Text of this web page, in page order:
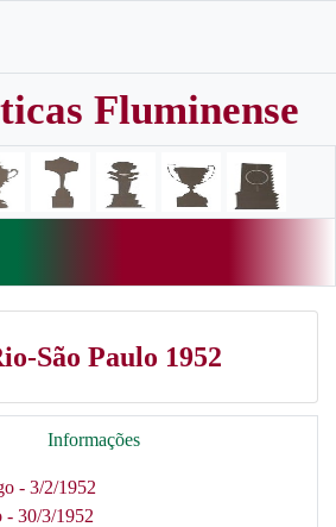
Fluminense
São Paulo 1952
Informações
- 3/2/1952
- 30/3/1952